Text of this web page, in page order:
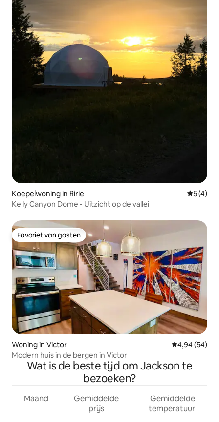
Koepelwoning in Ririe
5 (4)
Kelly Canyon Dome - Uitzicht op de vallei
Favoriet van gasten
Favoriet van gasten
Woning in Victor Gemiddelde
4,94 (54)
Modern huis in de bergen in Victor
Wat is de beste tijd om Jackson te
bezoeken?
Maand
Gemiddelde
prijs
Gemiddelde
temperatuur